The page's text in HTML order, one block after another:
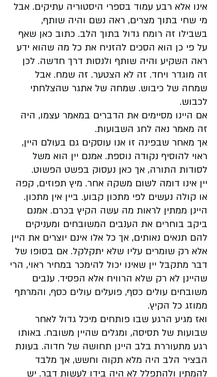
אינו אלא רבע עמוד בספרי היסטוריה עתיקים. אבל
מי שחי בתוך מצרים, ראה נשם והיה שותף,
בשבילו זה רומח גדול בתוך הלב. כתוב כאן שאף
על פי כן הוא הסכים להזניח את כל מה שהוא ידע
ראה השקיע והיה שותף ולנסות דרך חדשה. לכן
זה מוגדר ויחד. זה לא הצטער. זה שמח. אבל
שמחה של כיבוש. שמחה של אתגר שהצלחתי
לכבוש.
אם היינו מסיימים את הדברים במאמר עצמו, היה
זה מאמר נאה לחג השבועות.
אך מאחר שבפינה זו אנו עוסקים גם בעולם היין,
ראוי להוסיף נקודה נוספת. אמנם יין הוא משל
לסודות התורה, אך כאן נעסוק בפשט הפשוט.
יין אינו דומה לשום משקה אחר. מיץ תפוזים, קפה
או קולה נעשים לפי מתכון קבוע. ביין אין מתכון.
היינן ממתין לראות מה עשה הקיץ בכרם. אמנם
ביקב בוחרים את הענבים המשובחים ומעניקים
להם תנאים נאותים, אך כל אלו אינם יוצרים את היין
אלא רק שומרים עליו שלא יתקלקל. אם בסופו של
דבר מתקבל יין שאינו יכול להימכר במחיר ראוי, הרי
שהיינן לא רק שלא הרוויח אלא הפסיד. ענבים
משובחים עולים כסף, פועלים עולים כסף, והמרתף
ממוזג כל הקיץ.
ואז מגיע הרגע שבו פותחים מיכל גדול לאחר
שבועות של תסיסה, ומגלים שהיין משובח. באותו
רגע מתעוררת בלב היינן תחושה של חדוה. בעונת
הבציר הלב היה מלא תקוה וחשש, אך מלבד
להמתין ולהתפלל לא היה בידו לעשות דבר. יש